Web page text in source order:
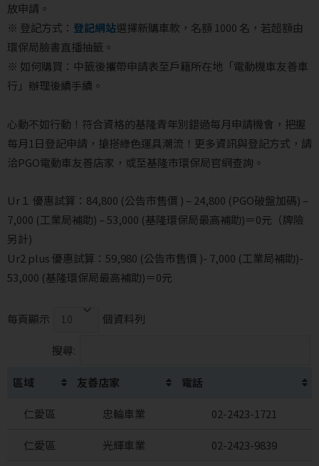
放申請。
※ 登記方式： 登記網站選擇新購車款，名額 1000 名，若超額由
環保局臉書直播抽籤。
※ 如何購買：中籤後攜帶申請表至戶籍所在地「電動機車友善車
行」辦理後續手續。
心動不如行動！符合資格的基隆青年別錯過每月申請機會，把握
每月1日登記申請，搶搭綠色運具潮流！更多資訊與登記方式，請
洽PGO電動車友善店家，或至基隆市環保局官網查詢。
Ur１ 優惠試算：84,800 (公告市售價 ) – 24,800 (PGO破盤加碼) –
7,000 (工業局補助) – 53,000 (基隆環保局最高補助)＝0元（牌險
另計)
Ur2 plus 優惠試算：59,980 (公告市售價 )- 7,000 (工業局補助)-
53,000 (基隆環保局最高補助)＝0元
每頁顯示 個資料列
搜尋:
區域 友善店家 電話
仁愛區 忠輪車業 02-2423-1721
仁愛區 光輝車業 02-2423-9839